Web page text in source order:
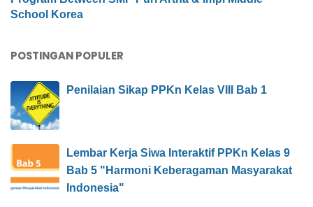
School Korea
POSTINGAN POPULER
Penilaian Sikap PPKn Kelas VIII Bab 1
Lembar Kerja Siwa Interaktif PPKn Kelas 9
Bab 5 "Harmoni Keberagaman Masyarakat
Indonesia"